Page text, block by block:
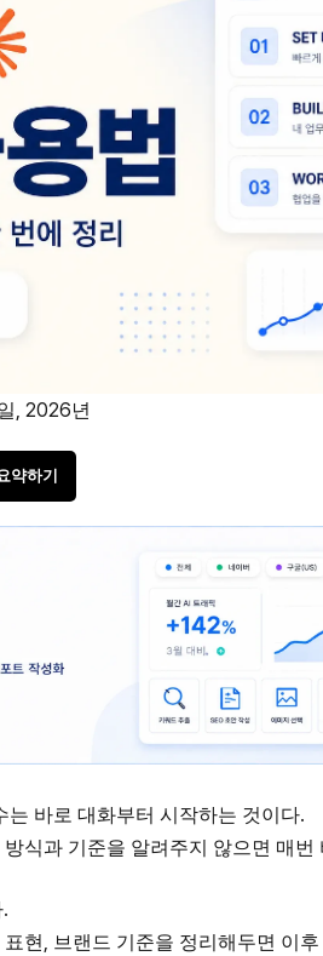
, 2026년
약하기
바로 대화부터 시작하는 것이다.
식과 기준을 알려주지 않으면 매
현, 브랜드 기준을 정리해두면 이